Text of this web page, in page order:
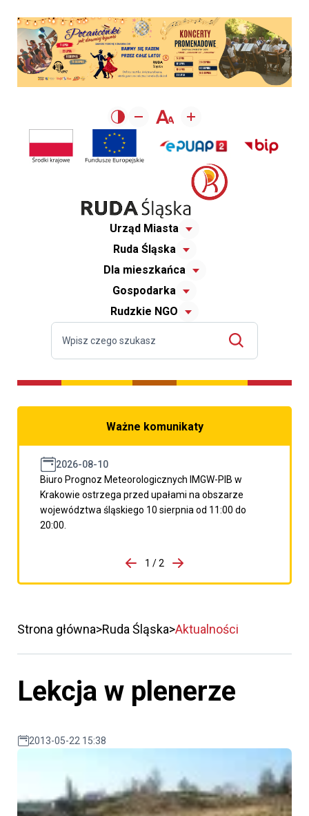
Urząd Miasta
Ruda Śląska
Dla mieszkańca
Gospodarka
Rudzkie NGO
Ważne komunikaty
2026-08-10
Biuro Prognoz Meteorologicznych IMGW-PIB w
Krakowie ostrzega przed upałami na obszarze
województwa śląskiego 10 sierpnia od 11:00 do
20:00.
porzpedniego komunikatu
1 / 2
Przejdź do następnego
Strona główna Ruda Śląska Aktualności
Lekcja w plenerze
2013-05-22 15:38